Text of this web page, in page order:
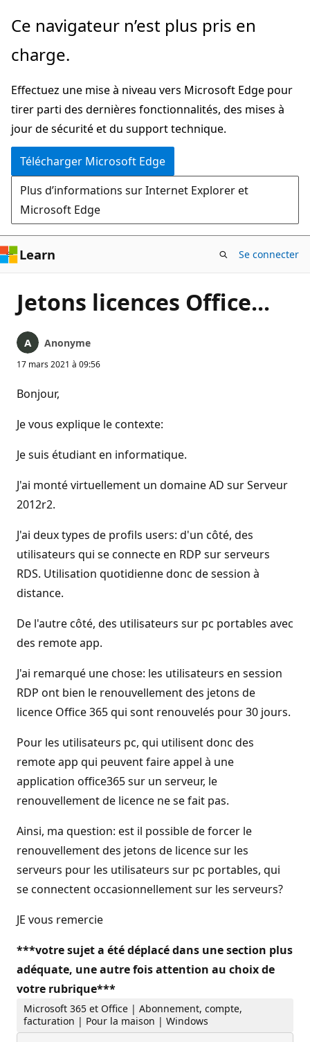
Passer
directement
au
principal
Ce navigateur n’est plus pris en
charge.
Effectuez une mise à niveau vers Microsoft Edge pour
tirer parti des dernières fonctionnalités, des mises à
jour de sécurité et du support technique.
Télécharger Microsoft Edge
Plus d’informations sur Internet Explorer et
Microsoft Edge
Learn Se connecter
Jetons licences Office...
Anonyme
17 mars 2021 à 09:56
Bonjour,
Je vous explique le contexte:
Je suis étudiant en informatique.
J'ai monté virtuellement un domaine AD sur Serveur
2012r2.
J'ai deux types de profils users: d'un côté, des
utilisateurs qui se connecte en RDP sur serveurs
RDS. Utilisation quotidienne donc de session à
distance.
De l'autre côté, des utilisateurs sur pc portables avec
des remote app.
J'ai remarqué une chose: les utilisateurs en session
RDP ont bien le renouvellement des jetons de
licence Office 365 qui sont renouvelés pour 30 jours.
Pour les utilisateurs pc, qui utilisent donc des
remote app qui peuvent faire appel à une
application office365 sur un serveur, le
renouvellement de licence ne se fait pas.
Ainsi, ma question: est il possible de forcer le
renouvellement des jetons de licence sur les
serveurs pour les utilisateurs sur pc portables, qui
se connectent occasionnellement sur les serveurs?
JE vous remercie
***votre sujet a été déplacé dans une section plus
adéquate, une autre fois attention au choix de
votre rubrique***
Microsoft 365 et Office | Abonnement, compte,
facturation | Pour la maison | Windows